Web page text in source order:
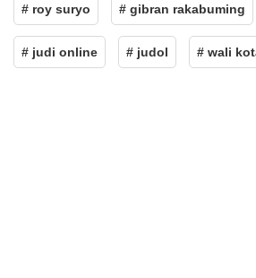
# roy suryo # gibran rakabuming
# judi online # judol # wali